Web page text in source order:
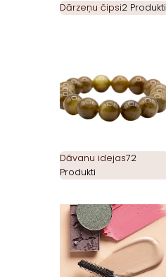
Dārzeņu čipsi2 Produkti
Dāvanu idejas72
Produkti